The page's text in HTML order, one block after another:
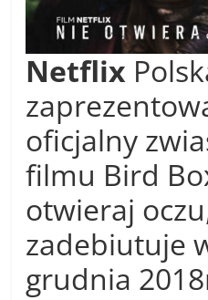
Netflix
oficjalny
filmu Bird
otwieraj
zadebiutuje
grudnia